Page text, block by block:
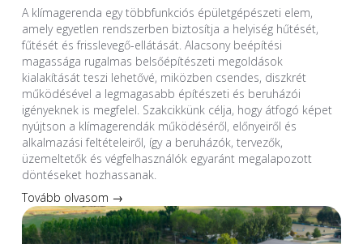
A klímagerenda egy többfunkciós épületgépészeti elem,
amely egyetlen rendszerben biztosítja a helyiség hűtését,
fűtését és frisslevegő-ellátását. Alacsony beépítési
magassága rugalmas belsőépítészeti megoldások
kialakítását teszi lehetővé, miközben csendes, diszkrét
működésével a legmagasabb építészeti és beruházói
igényeknek is megfelel. Szakcikkünk célja, hogy átfogó képet
nyújtson a klímagerendák működéséről, előnyeiről és
alkalmazási feltételeiről, így a beruházók, tervezők,
üzemeltetők és végfelhasználók egyaránt megalapozott
döntéseket hozhassanak.
Tovább olvasom →